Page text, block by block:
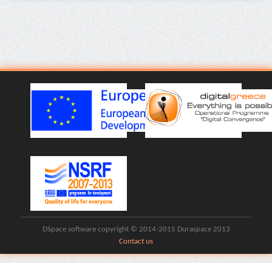
DSpace software copyright © 2014-2015 Duraspace 2013
Contact us